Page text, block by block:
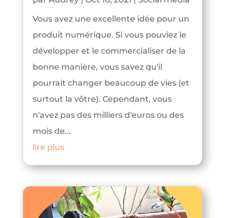
Vous avez une excellente idée pour un
produit numérique. Si vous pouviez le
développer et le commercialiser de la
bonne manière, vous savez qu'il
pourrait changer beaucoup de vies (et
surtout la vôtre). Cependant, vous
n'avez pas des milliers d'euros ou des
mois de...
lire plus